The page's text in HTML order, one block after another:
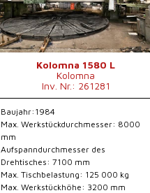
Kolomna 1580 L
Kolomna
Inv. Nr.: 261281
Baujahr:1984
Max. Werkstückdurchmesser: 8000
mm
Aufspanndurchmesser des
Drehtisches: 7100 mm
Max. Tischbelastung: 125 000 kg
Max. Werkstückhöhe: 3200 mm